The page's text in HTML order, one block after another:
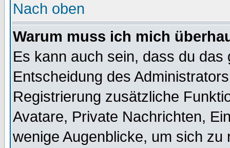
Nach oben
Warum muss ich mich
Es kann auch sein, dass du
Entscheidung des
Registrierung zusätzliche
Avatare, Private Nachrichten,
wenige Augenblicke, um sich